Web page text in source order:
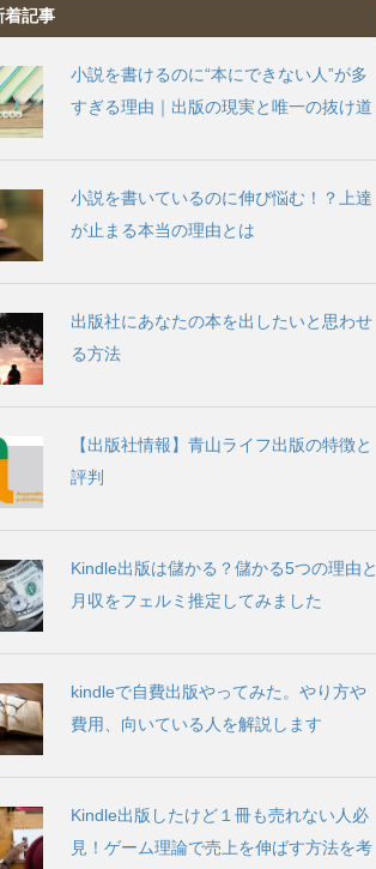
着記事
小説を書けるのに“本にできない人”が多
すぎる理由｜出版の現実と唯一の抜け道
小説を書いているのに伸び悩む！？上達
が止まる本当の理由とは
出版社にあなたの本を出したいと思わせ
る方法
【出版社情報】青山ライフ出版の特徴と
評判
Kindle出版は儲かる？儲かる5つの理由と
月収をフェルミ推定してみました
kindleで自費出版やってみた。やり方や
費用、向いている人を解説します
Kindle出版したけど１冊も売れない人必
見！ゲーム理論で売上を伸ばす方法を考